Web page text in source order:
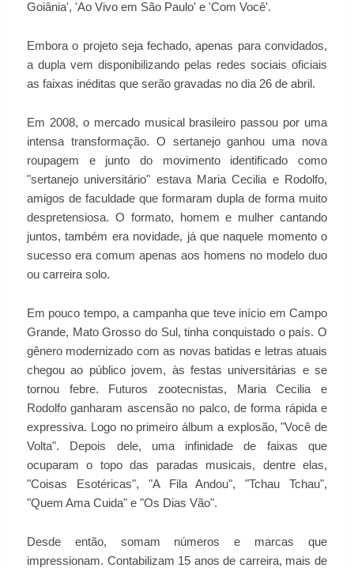
Goiânia', 'Ao Vivo em São Paulo' e 'Com Você'.
Embora o projeto seja fechado, apenas para convidados,
a dupla vem disponibilizando pelas redes sociais oficiais
as faixas inéditas que serão gravadas no dia 26 de abril.
Em 2008, o mercado musical brasileiro passou por uma
intensa transformação. O sertanejo ganhou uma nova
roupagem e junto do movimento identificado como
"sertanejo universitário" estava Maria Cecilia e Rodolfo,
amigos de faculdade que formaram dupla de forma muito
despretensiosa. O formato, homem e mulher cantando
juntos, também era novidade, já que naquele momento o
sucesso era comum apenas aos homens no modelo duo
ou carreira solo.
Em pouco tempo, a campanha que teve início em Campo
Grande, Mato Grosso do Sul, tinha conquistado o país. O
gênero modernizado com as novas batidas e letras atuais
chegou ao público jovem, às festas universitárias e se
tornou febre. Futuros zootecnistas, Maria Cecilia e
Rodolfo ganharam ascensão no palco, de forma rápida e
expressiva. Logo no primeiro álbum a explosão, "Você de
Volta". Depois dele, uma infinidade de faixas que
ocuparam o topo das paradas musicais, dentre elas,
"Coisas Esotéricas", "A Fila Andou", "Tchau Tchau",
"Quem Ama Cuida" e "Os Dias Vão".
Desde então, somam números e marcas que
impressionam. Contabilizam 15 anos de carreira, mais de